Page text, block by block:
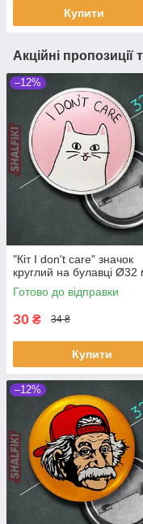
Купити
Акційні пропозиції
–12%
"Кіт I don't care" значок
круглий на булавці Ø32
Готово до відправки
30 ₴ 34 ₴
Купити
–12%